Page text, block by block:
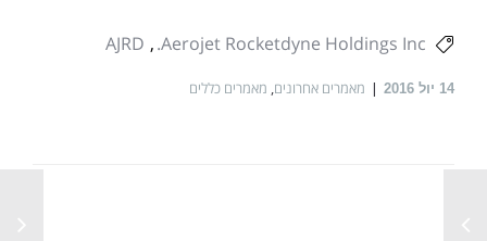
Aerojet Rocketdyne Holdings Inc.
AJRD
14 יול 2016 מאמרים אחרונים, מאמרים כללים